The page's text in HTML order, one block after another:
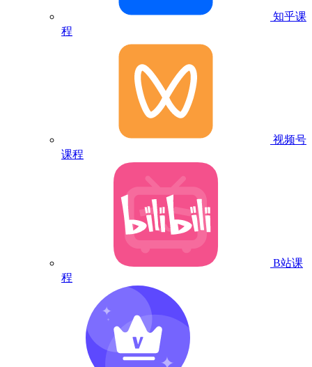
知乎课
程
视频号
课程
B站课
程